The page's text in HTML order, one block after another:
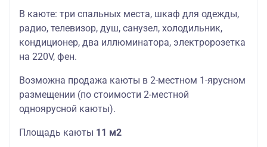
В каюте: три спальных места, шкаф для одежды,
радио, телевизор, душ, санузел, холодильник,
кондиционер, два иллюминатора, электророзетка
на 220V, фен.
Возможна продажа каюты в 2-местном 1-ярусном
размещении (по стоимости 2-местной
одноярусной каюты).
Площадь каюты 11 м2